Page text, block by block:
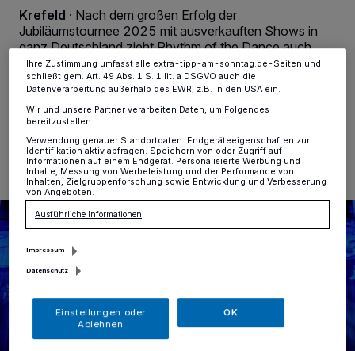
Krefeld · Nach dem großen Erfolg der
Jubiläumstournee 2025 mit ausverkauften Shows in
ganz Deutschland zieht Rhythm of the Dance auch
2026 das Publikum wieder in seinen Bann.
11.10.2025 , 19:22 Uhr
Einstellungen oder Ablehnen am unteren Rand der Webseite klicken.
Ihre Einstellungen gelten innerhalb unseres Website. Weitere
Informationen finden Sie in unserer Datenschutzerklärung.
Ihre Zustimmung umfasst alle extra-tipp-am-sonntag.de-Seiten und
schließt gem. Art. 49 Abs. 1 S. 1 lit. a DSGVO auch die
Datenverarbeitung außerhalb des EWR, z.B. in den USA ein.
Wir und unsere Partner verarbeiten Daten, um Folgendes
bereitzustellen:
Verwendung genauer Standortdaten. Endgeräteeigenschaften zur
Identifikation aktiv abfragen. Speichern von oder Zugriff auf
Informationen auf einem Endgerät. Personalisierte Werbung und
Inhalte, Messung von Werbeleistung und der Performance von
Inhalten, Zielgruppenforschung sowie Entwicklung und Verbesserung
von Angeboten.
Ausführliche Informationen
Impressum
Datenschutz
Einstellungen oder
Ablehnen
OK